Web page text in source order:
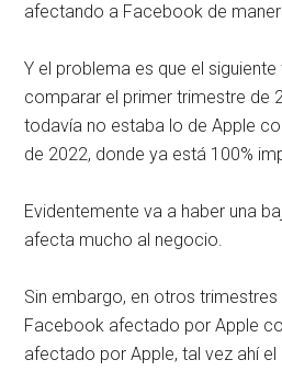
afectando a Facebook de
Y el problema es que el
comparar el primer trimestre de
todavía no estaba lo de Apple
de 2022, donde ya está 100%
Evidentemente va a haber una
afecta mucho al negocio.
Sin embargo, en otros
Facebook afectado por Apple
afectado por Apple, tal vez ahí